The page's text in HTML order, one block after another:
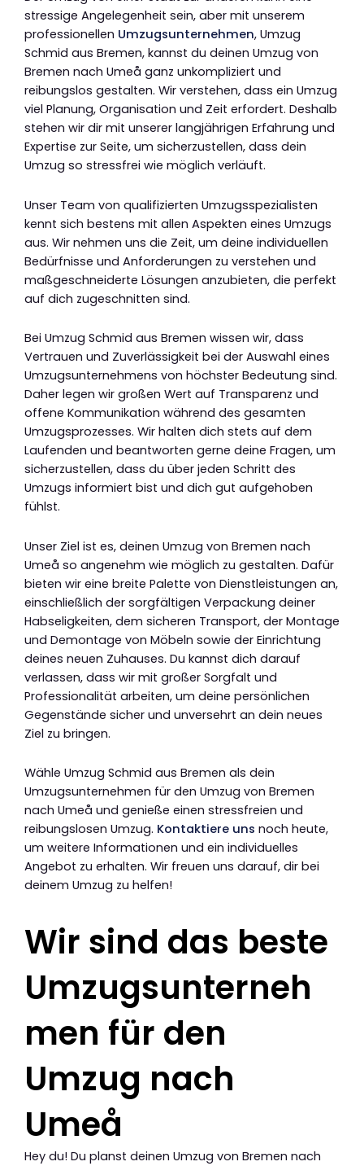
stressige Angelegenheit sein, aber mit unserem
professionellen Umzugsunternehmen, Umzug
Schmid aus Bremen, kannst du deinen Umzug von
Bremen nach Umeå ganz unkompliziert und
reibungslos gestalten. Wir verstehen, dass ein Umzug
viel Planung, Organisation und Zeit erfordert. Deshalb
stehen wir dir mit unserer langjährigen Erfahrung und
Expertise zur Seite, um sicherzustellen, dass dein
Umzug so stressfrei wie möglich verläuft.
Unser Team von qualifizierten Umzugsspezialisten
kennt sich bestens mit allen Aspekten eines Umzugs
aus. Wir nehmen uns die Zeit, um deine individuellen
Bedürfnisse und Anforderungen zu verstehen und
maßgeschneiderte Lösungen anzubieten, die perfekt
auf dich zugeschnitten sind.
Bei Umzug Schmid aus Bremen wissen wir, dass
Vertrauen und Zuverlässigkeit bei der Auswahl eines
Umzugsunternehmens von höchster Bedeutung sind.
Daher legen wir großen Wert auf Transparenz und
offene Kommunikation während des gesamten
Umzugsprozesses. Wir halten dich stets auf dem
Laufenden und beantworten gerne deine Fragen, um
sicherzustellen, dass du über jeden Schritt des
Umzugs informiert bist und dich gut aufgehoben
fühlst.
Unser Ziel ist es, deinen Umzug von Bremen nach
Umeå so angenehm wie möglich zu gestalten. Dafür
bieten wir eine breite Palette von Dienstleistungen an,
einschließlich der sorgfältigen Verpackung deiner
Habseligkeiten, dem sicheren Transport, der Montage
und Demontage von Möbeln sowie der Einrichtung
deines neuen Zuhauses. Du kannst dich darauf
verlassen, dass wir mit großer Sorgfalt und
Professionalität arbeiten, um deine persönlichen
Gegenstände sicher und unversehrt an dein neues
Ziel zu bringen.
Wähle Umzug Schmid aus Bremen als dein
Umzugsunternehmen für den Umzug von Bremen
nach Umeå und genieße einen stressfreien und
reibungslosen Umzug. Kontaktiere uns noch heute,
um weitere Informationen und ein individuelles
Angebot zu erhalten. Wir freuen uns darauf, dir bei
deinem Umzug zu helfen!
Wir sind das beste
Umzugsunterneh
men für den
Umzug nach
Umeå
Hey du! Du planst deinen Umzug von Bremen nach